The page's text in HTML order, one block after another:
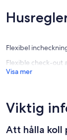
(1 recension)
Flexibel
Flexible check-out
Visa mer
Viktig
Att hålla koll